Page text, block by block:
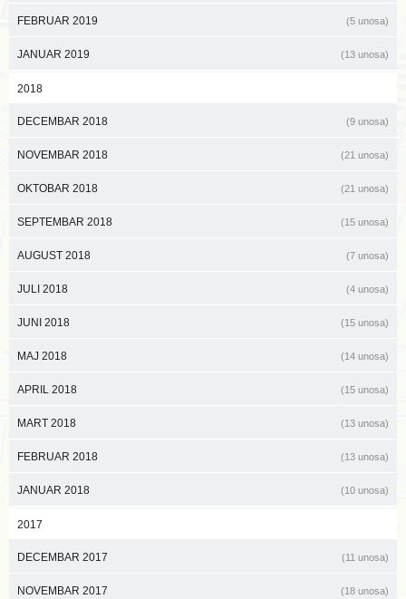
FEBRUAR 2019 (5 unosa)
JANUAR 2019 (13 unosa)
2018
DECEMBAR 2018 (9 unosa)
NOVEMBAR 2018 (21 unosa)
OKTOBAR 2018 (21 unosa)
SEPTEMBAR 2018 (15 unosa)
AUGUST 2018 (7 unosa)
JULI 2018 (4 unosa)
JUNI 2018 (15 unosa)
MAJ 2018 (14 unosa)
APRIL 2018 (15 unosa)
MART 2018 (13 unosa)
FEBRUAR 2018 (13 unosa)
JANUAR 2018 (10 unosa)
2017
DECEMBAR 2017 (11 unosa)
NOVEMBAR 2017 (18 unosa)